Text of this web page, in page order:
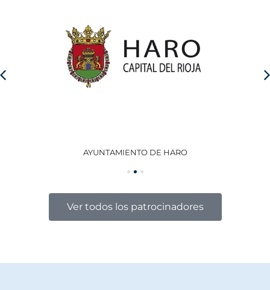
AYUNTAMIENTO DE HARO
Ver todos los patrocinadores